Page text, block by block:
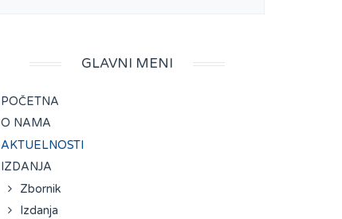
GLAVNI MENI
POČETNA
O NAMA
AKTUELNOSTI
IZDANJA
Zbornik
Izdanja